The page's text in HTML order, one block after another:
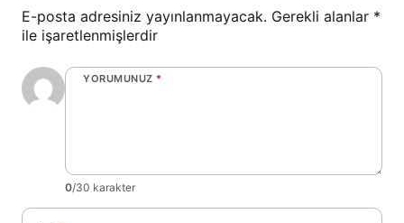
E-posta adresiniz yayınlanmayacak. Gerekli alanlar *
ile işaretlenmişlerdir
YORUMUNUZ *
0/30 karakter